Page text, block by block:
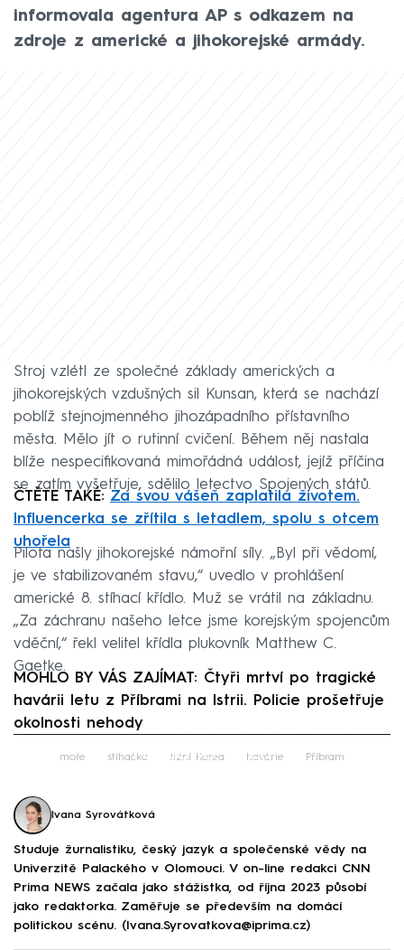
informovala agentura AP s odkazem na
zdroje z americké a jihokorejské armády.
Stroj vzlétl ze společné základy amerických a
jihokorejských vzdušných sil Kunsan, která se nachází
poblíž stejnojmenného jihozápadního přístavního
města. Mělo jít o rutinní cvičení. Během něj nastala
blíže nespecifikovaná mimořádná událost, jejíž příčina
se zatím vyšetřuje, sdělilo letectvo Spojených států.
ČTĚTE TAKÉ: Za svou vášeň zaplatila životem.
Influencerka se zřítila s letadlem, spolu s otcem
uhořela
Pilota našly jihokorejské námořní síly. „Byl při vědomí,
je ve stabilizovaném stavu,“ uvedlo v prohlášení
americké 8. stíhací křídlo. Muž se vrátil na základnu.
„Za záchranu našeho letce jsme korejským spojencům
vděční,“ řekl velitel křídla plukovník Matthew C.
Gaetke.
MOHLO BY VÁS ZAJÍMAT: Čtyři mrtví po tragické
havárii letu z Příbrami na Istrii. Policie prošetřuje
okolnosti nehody
Failed to fetch
moře stíhačka Jižní Korea havárie Příbram
Ivana Syrovátková
Studuje žurnalistiku, český jazyk a společenské vědy na
Univerzitě Palackého v Olomouci. V on-line redakci CNN
Prima NEWS začala jako stážistka, od října 2023 působí
jako redaktorka. Zaměřuje se především na domácí
politickou scénu. (Ivana.Syrovatkova@iprima.cz)